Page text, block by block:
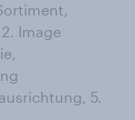
Image
5.